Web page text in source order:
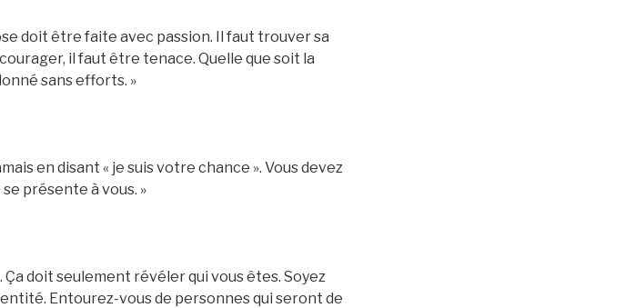
doit être faite avec passion. Il faut trouver sa
il faut être tenace. Quelle que soit la
sans efforts. »
en disant « je suis votre chance ». Vous devez
présente à vous. »
doit seulement révéler qui vous êtes. Soyez
Entourez-vous de personnes qui seront de